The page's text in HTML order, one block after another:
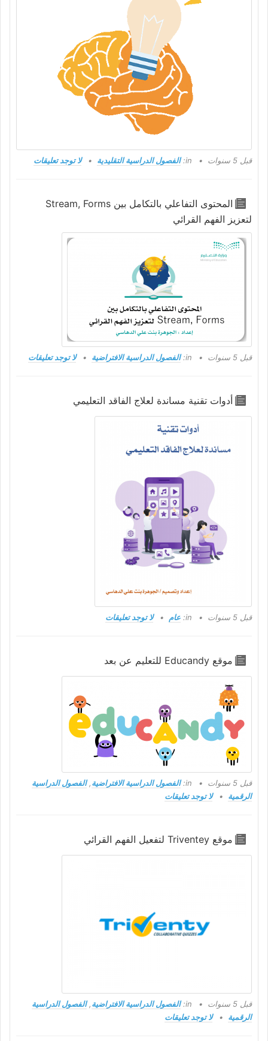
قبل 5 سنوات in: الفصول الدراسية التقليدية لا توجد تعليقات
المحتوى التفاعلي بالتكامل بين Stream, Forms
لتعزيز الفهم القرائي
قبل 5 سنوات in: الفصول الدراسية الافتراضية لا توجد تعليقات
أدوات تقنية مساندة لعلاج الفاقد التعليمي
قبل 5 سنوات in: عام لا توجد تعليقات
موقع Educandy للتعليم عن بعد
قبل 5 سنوات in: الفصول الدراسية الافتراضية,الفصول الدراسية
الرقمية
لا توجد تعليقات
موقع Triventey لتفعيل الفهم القرائي
قبل 5 سنوات in: الفصول الدراسية الافتراضية,الفصول الدراسية
الرقمية
لا توجد تعليقات